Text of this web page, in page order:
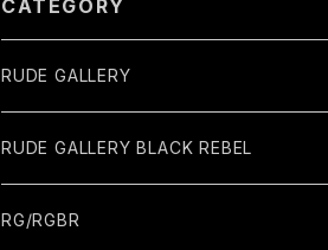
CATEGORY
RUDE GALLERY
RUDE GALLERY BLACK REBEL
RG/RGBR